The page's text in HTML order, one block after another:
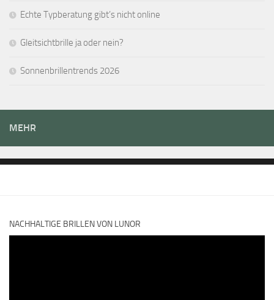
Echte Typberatung gibt’s nicht online
Gleitsichtbrille ja oder nein?
Sonnenbrillentrends 2026
MEHR
NACHHALTIGE BRILLEN VON LUNOR